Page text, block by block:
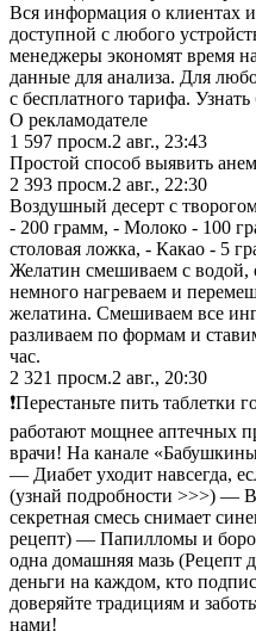
Вся информация о клиентах и
доступной с любого
менеджеры экономят время
данные для анализа. Для
с бесплатного тарифа.
О рекламодателе
1 597 просм.2 авг., 23:43
Простой способ выявить
2 393 просм.2 авг., 22:30
Воздушный десерт с
- 200 грамм, - Молоко - 100
столовая ложка, - Какао - 5
Желатин смешиваем с водой,
немного нагреваем и
желатина. Смешиваем все
разливаем по формам и
час.
2 321 просм.2 авг., 20:30
❗️Перестаньте пить
работают мощнее аптечных
врачи! На канале
— Диабет уходит навсегда,
(узнай подробности >>>) —
секретная смесь снимает
рецепт) — Папилломы и
одна домашняя мазь (Рецепт
деньги на каждом, кто
доверяйте традициям и
нами!